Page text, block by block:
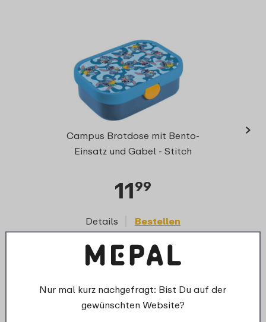
Campus Brotdose mit Bento-
Einsatz und Gabel - Stitch
1199
Details Bestellen
›
Nur mal kurz nachgefragt: Bist Du auf der
gewünschten Website?